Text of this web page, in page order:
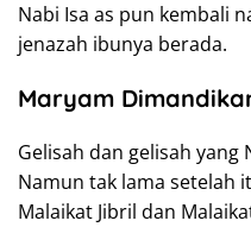
Nabi Isa as pun kembali
jenazah ibunya berada.
Maryam
Gelisah dan gelisah yang
Namun tak lama setelah
Malaikat Jibril dan